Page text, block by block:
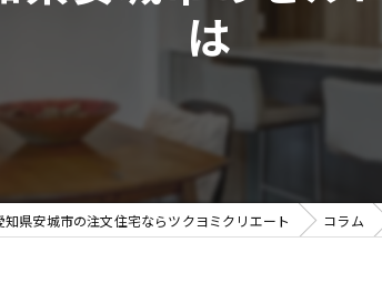
は
知県安城市の注文住宅ならツクヨミクリエート コラム